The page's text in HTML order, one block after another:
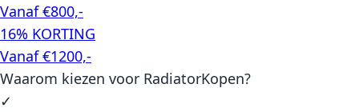
Vanaf €800,-
16% KORTING
Vanaf €1200,-
Waarom kiezen voor RadiatorKopen?
✓